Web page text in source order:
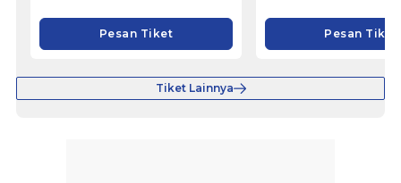
Pesan Tiket Pesan Tiket
Tiket Lainnya